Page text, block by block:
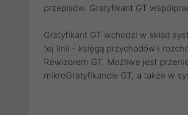
przepisów. Gratyfikant GT
Gratyfikant GT wchodzi w skład
tej linii - księgą przychodów i
Rewizorem GT. Możliwe jest
mikroGratyfikancie GT, a także w